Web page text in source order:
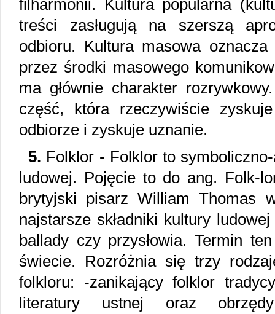
filharmonii. Kultura popularna
treści zasługują na szerszą
odbioru. Kultura masowa oznacza
przez środki masowego
ma głównie charakter
część, która rzeczywiście
odbiorze i zyskuje uznanie.
5. Folklor - Folklor to
ludowej. Pojęcie to do ang. Folk-
brytyjski pisarz William Thomas
najstarsze składniki kultury
ballady czy przysłowia. Termin
świecie. Rozróżnia się trzy
folkloru: -zanikający folklor
literatury ustnej oraz